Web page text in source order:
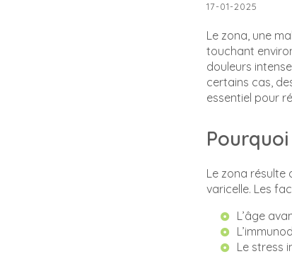
17-01-2025
Le zona, une
touchant
douleurs
certains cas,
essentiel pour
Le zona résulte
varicelle. Les
L’âge
Le stress